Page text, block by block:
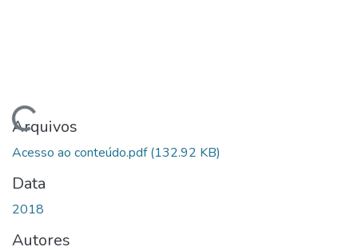
Carregando...
Arquivos
Acesso ao conteúdo.pdf(132.92 KB)
Data
2018
Autores